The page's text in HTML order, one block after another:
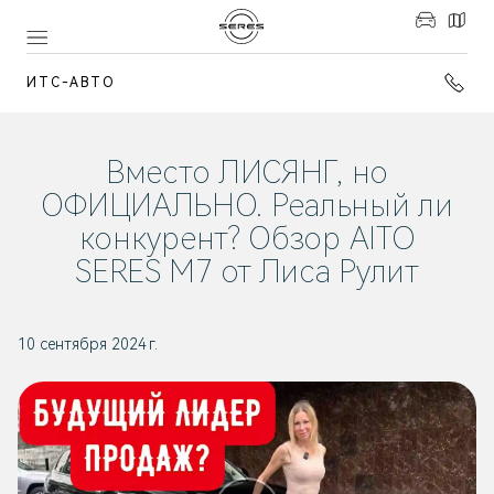
ИТС-АВТО
Вместо ЛИСЯНГ, но
ОФИЦИАЛЬНО. Реальный ли
конкурент? Обзор AITO
SERES M7 от Лиса Рулит
10 сентября 2024 г.